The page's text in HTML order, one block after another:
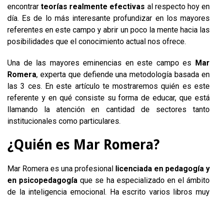
encontrar teorías realmente efectivas al respecto hoy en
día. Es de lo más interesante profundizar en los mayores
referentes en este campo y abrir un poco la mente hacia las
posibilidades que el conocimiento actual nos ofrece.
Una de las mayores eminencias en este campo es Mar
Romera, experta que defiende una metodología basada en
las 3 ces. En este artículo te mostraremos quién es este
referente y en qué consiste su forma de educar, que está
llamando la atención en cantidad de sectores tanto
institucionales como particulares.
¿Quién es Mar Romera?
Mar Romera es una profesional licenciada en pedagogía y
en psicopedagogíaque se ha especializado en el ámbito
de la inteligencia emocional. Ha escrito varios libros muy